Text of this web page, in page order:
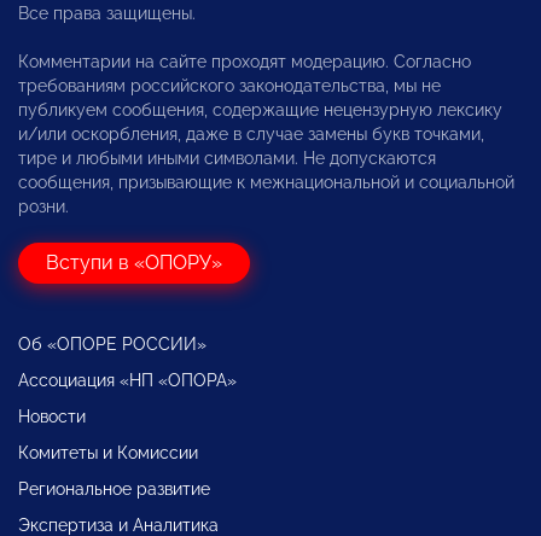
Все права защищены.
Комментарии на сайте проходят модерацию. Согласно
требованиям российского законодательства, мы не
публикуем сообщения, содержащие нецензурную лексику
и/или оскорбления, даже в случае замены букв точками,
тире и любыми иными символами. Не допускаются
сообщения, призывающие к межнациональной и социальной
розни.
Вступи в «ОПОРУ»
Об «ОПОРЕ РОССИИ»
Ассоциация «НП «ОПОРА»
Новости
Комитеты и Комиссии
Региональное развитие
Экспертиза и Аналитика